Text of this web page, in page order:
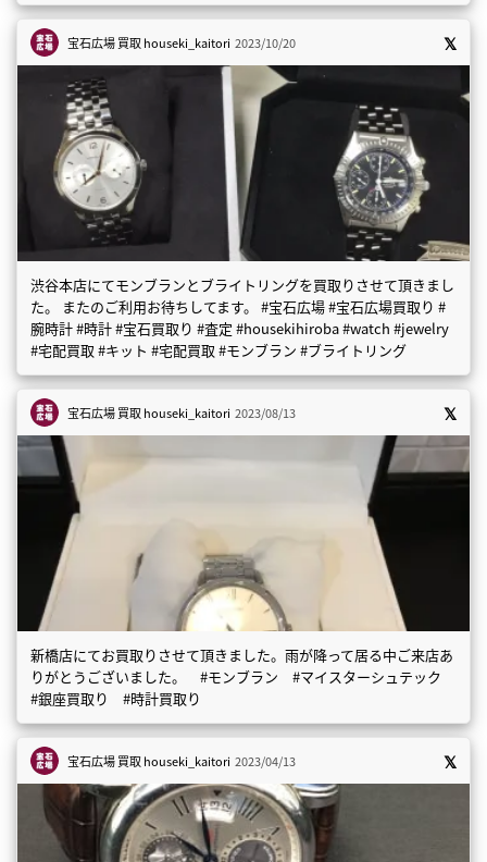
宝石広場 買取houseki_kaitori 2023/10/20
渋谷本店にてモンブランとブライトリングを買取りさせて頂きまし
た。 またのご利用お待ちしてます。 #宝石広場 #宝石広場買取り #
腕時計 #時計 #宝石買取り #査定 #housekihiroba #watch #jewelry
#宅配買取 #キット #宅配買取 #モンブラン #ブライトリング
宝石広場 買取houseki_kaitori 2023/08/13
新橋店にてお買取りさせて頂きました。雨が降って居る中ご来店あ
りがとうございました。 #モンブラン #マイスターシュテック
#銀座買取り #時計買取り
宝石広場 買取houseki_kaitori 2023/04/13